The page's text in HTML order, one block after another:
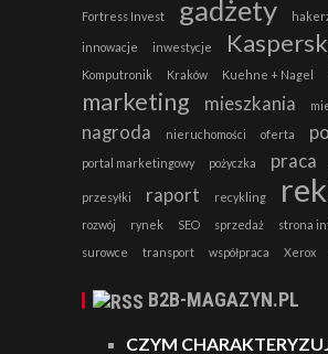
Fortress Invest gadżety
innowacje inwestycje
Komputronik Kraków Kuehne + Nagel
marketing mieszkania
nagroda nieruchomości oferta
portal marketingowy pożyczka praca
przesyłki raport recykling
rozwój rynek SEO sprzedaż
strona
surowce
transport współpraca Xerox
B2B-MAGAZYN.PL
CZYM